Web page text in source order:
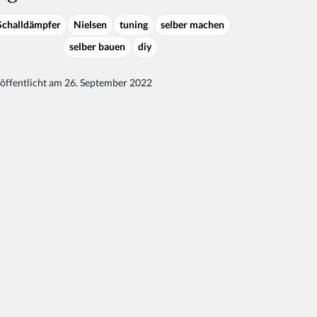
Nielsen tuning
selber machen
selber bauen
diy
am 26. September 2022